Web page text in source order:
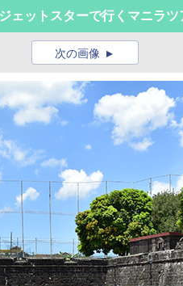
ェットスターで行くマニラツ
次の画像